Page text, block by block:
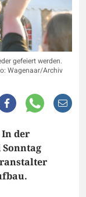
gefeiert werden.
Wagenaar/Archiv
In der